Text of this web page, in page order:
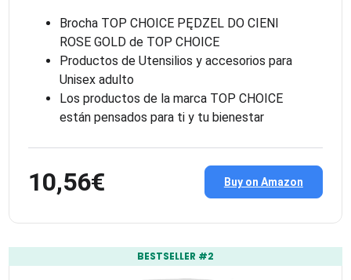
Brocha TOP CHOICE PĘDZEL DO CIENI
ROSE GOLD de TOP CHOICE
Productos de Utensilios y accesorios para
Unisex adulto
Los productos de la marca TOP CHOICE
están pensados para ti y tu bienestar
10,56€ Buy on Amazon
BESTSELLER #2